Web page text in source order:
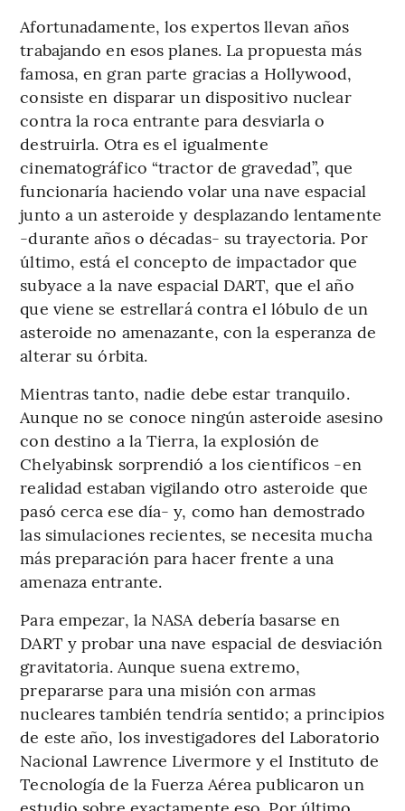
Afortunadamente, los expertos llevan años
trabajando en esos planes. La propuesta más
famosa, en gran parte gracias a Hollywood,
consiste en disparar un dispositivo nuclear
contra la roca entrante para desviarla o
destruirla. Otra es el igualmente
cinematográfico “tractor de gravedad”, que
funcionaría haciendo volar una nave espacial
junto a un asteroide y desplazando lentamente
-durante años o décadas- su trayectoria. Por
último, está el concepto de impactador que
subyace a la nave espacial DART, que el año
que viene se estrellará contra el lóbulo de un
asteroide no amenazante, con la esperanza de
alterar su órbita.
Mientras tanto, nadie debe estar tranquilo.
Aunque no se conoce ningún asteroide asesino
con destino a la Tierra, la explosión de
Chelyabinsk sorprendió a los científicos -en
realidad estaban vigilando otro asteroide que
pasó cerca ese día- y, como han demostrado
las simulaciones recientes, se necesita mucha
más preparación para hacer frente a una
amenaza entrante.
Para empezar, la NASA debería basarse en
DART y probar una nave espacial de desviación
gravitatoria. Aunque suena extremo,
prepararse para una misión con armas
nucleares también tendría sentido; a principios
de este año, los investigadores del Laboratorio
Nacional Lawrence Livermore y el Instituto de
Tecnología de la Fuerza Aérea publicaron un